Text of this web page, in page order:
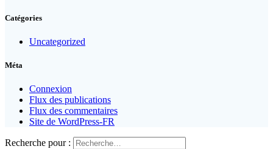
Catégories
Uncategorized
Méta
Connexion
Flux des publications
Flux des commentaires
Site de WordPress-FR
Recherche pour :